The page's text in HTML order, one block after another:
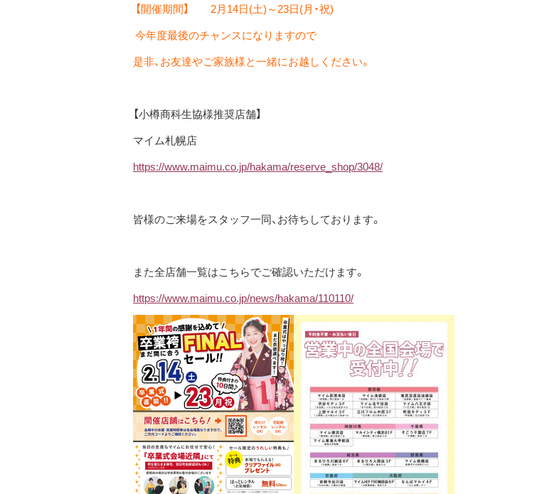
【開催期間】 2月14日(土)～23日(月・祝)
今年度最後のチャンスになりますので
是非、お友達やご家族様と一緒にお越しください。
【小樽商科生協様推奨店舗】
マイム札幌店
https://www.maimu.co.jp/hakama/reserve_shop/3048/
皆様のご来場をスタッフ一同、お待ちしております。
また全店舗一覧はこちらでご確認いただけます。
https://www.maimu.co.jp/news/hakama/110110/